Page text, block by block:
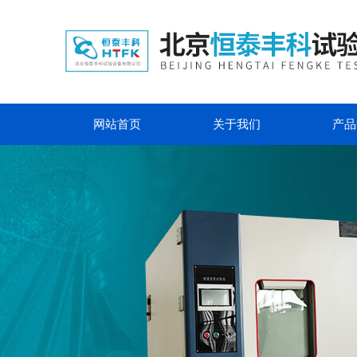
网站首页 关于我们 产